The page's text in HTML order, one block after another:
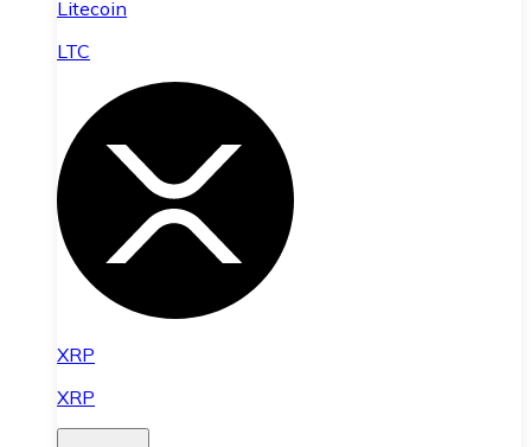
Litecoin
LTC
XRP
XRP